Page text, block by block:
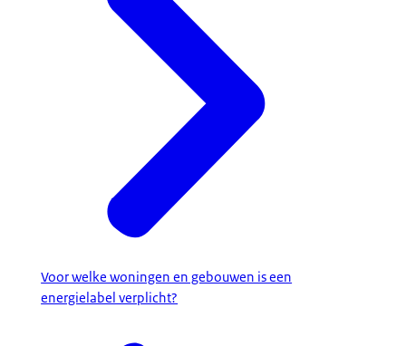
Voor welke woningen en gebouwen is een
energielabel verplicht?